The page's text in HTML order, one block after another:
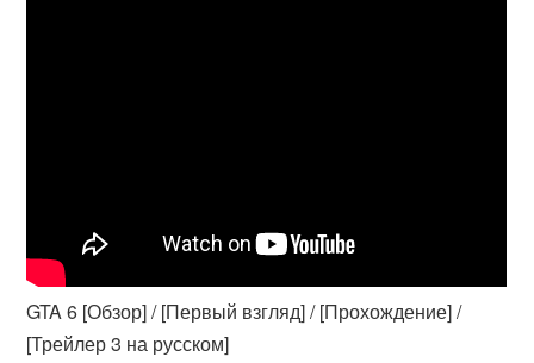
GTA 6 [Обзор] / [Первый взгляд] / [Прохождение] /
[Трейлер 3 на русском]